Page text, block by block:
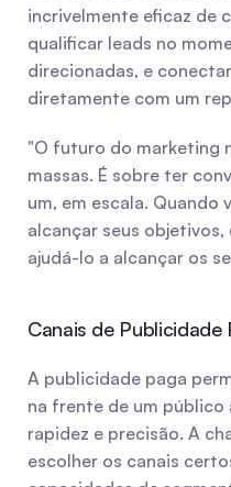
incrivelmente eficaz de
qualificar leads no
direcionadas, e
diretamente com um
"O futuro do marketing
massas. É sobre ter
um, em escala. Quando
alcançar seus
ajudá-lo a alcançar os
Canais de Publicidade
A publicidade paga
na frente de um
rapidez e precisão. A
escolher os canais